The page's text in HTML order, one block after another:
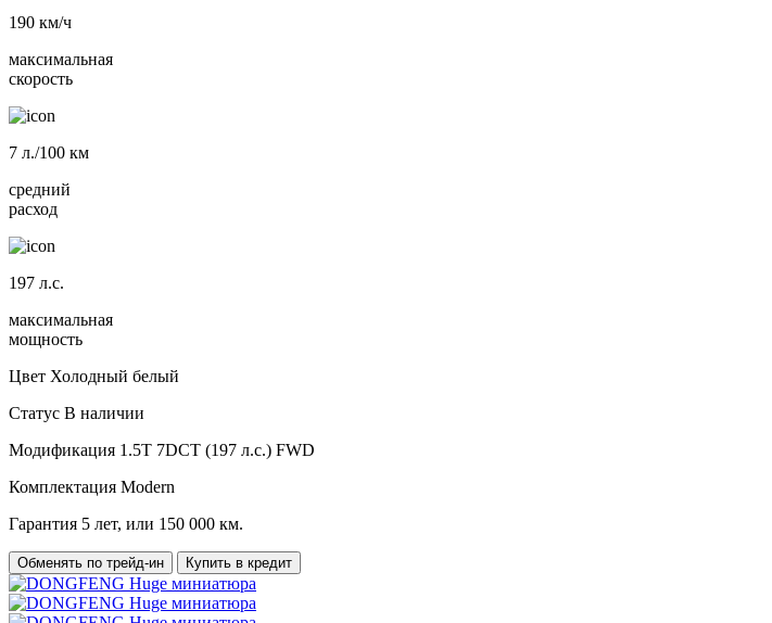
190 км/ч
максимальная
скорость
7 л./100 км
средний
расход
197 л.с.
максимальная
мощность
Цвет Холодный белый
Статус В наличии
Модификация 1.5T 7DCT (197 л.с.) FWD
Комплектация Modern
Гарантия 5 лет, или 150 000 км.
Обменять по трейд-ин Купить в кредит